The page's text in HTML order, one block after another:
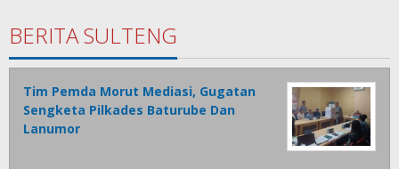
BERITA SULTENG
Tim Pemda Morut Mediasi, Gugatan
Sengketa Pilkades Baturube Dan
Lanumor